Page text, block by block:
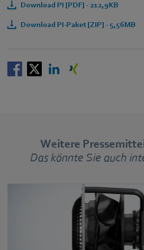
Download PI [PDF] - 212,9KB
Download PI-Paket [ZIP] - 5,56MB
Weitere
Das könnte Sie auch